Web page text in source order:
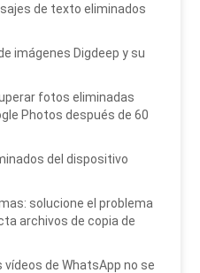
de texto eliminados
imágenes Digdeep y su
fotos eliminadas
Photos después de 60
del dispositivo
solucione el problema
archivos de copia de
de WhatsApp no ​​se